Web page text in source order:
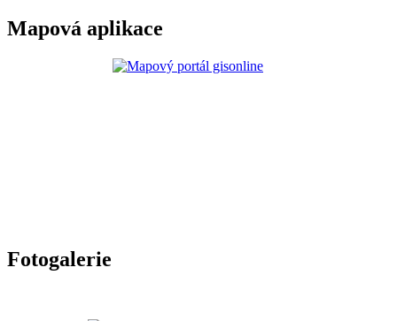
Mapová aplikace
Fotogalerie